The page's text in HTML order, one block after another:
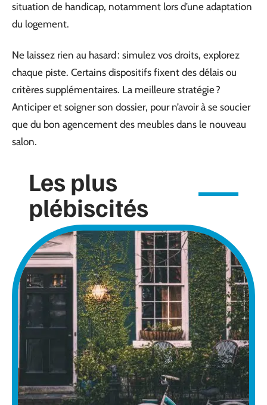
situation de handicap, notamment lors d’une adaptation
du logement.
Ne laissez rien au hasard : simulez vos droits, explorez
chaque piste. Certains dispositifs fixent des délais ou
critères supplémentaires. La meilleure stratégie ?
Anticiper et soigner son dossier, pour n’avoir à se soucier
que du bon agencement des meubles dans le nouveau
salon.
Les plus
plébiscités